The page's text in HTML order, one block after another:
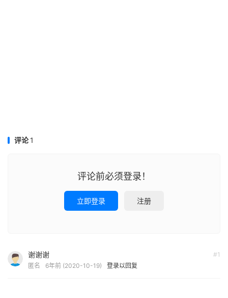
评论1
评论前必须登录！
立即登录 注册
#1
谢谢谢
匿名 6年前 (2020-10-19) 登录以回复